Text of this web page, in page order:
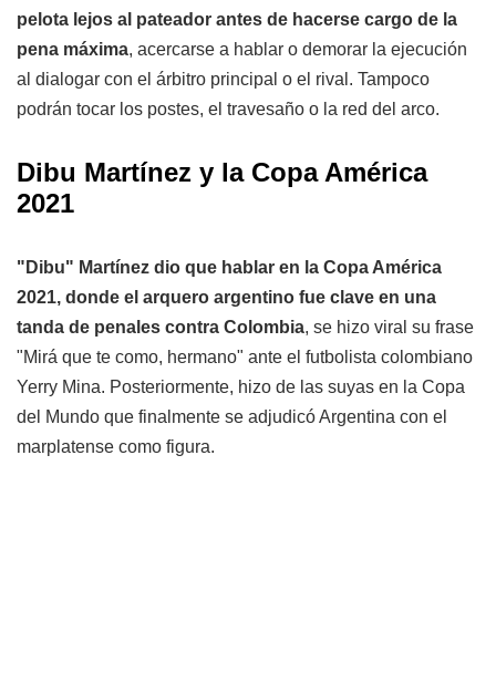
pelota lejos al pateador antes de hacerse cargo de la
pena máxima, acercarse a hablar o demorar la ejecución
al dialogar con el árbitro principal o el rival. Tampoco
podrán tocar los postes, el travesaño o la red del arco.
Dibu Martínez y la Copa América
2021
"Dibu" Martínez dio que hablar en la Copa América
2021, donde el arquero argentino fue clave en una
tanda de penales contra Colombia, se hizo viral su frase
"Mirá que te como, hermano" ante el futbolista colombiano
Yerry Mina. Posteriormente, hizo de las suyas en la Copa
del Mundo que finalmente se adjudicó Argentina con el
marplatense como figura.